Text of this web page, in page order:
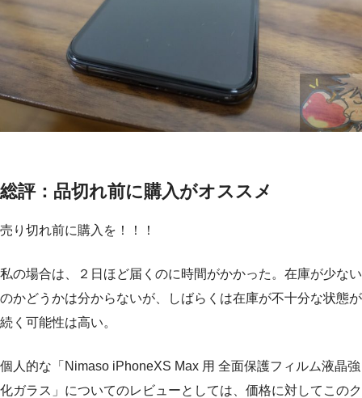
総評：品切れ前に購入がオススメ
売り切れ前に購入を！！！
私の場合は、２日ほど届くのに時間がかかった。在庫が少ない
のかどうかは分からないが、しばらくは在庫が不十分な状態が
続く可能性は高い。
個人的な「Nimaso iPhoneXS Max 用 全面保護フィルム液晶強
化ガラス」についてのレビューとしては、価格に対してこのク